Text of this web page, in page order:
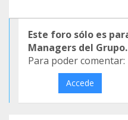
Este foro sólo es
Managers del Grupo.
Para poder comentar:
Accede